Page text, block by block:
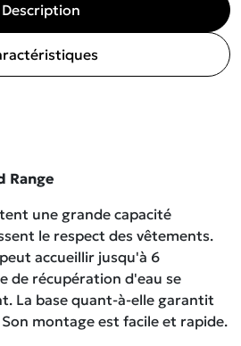
Description
Range
une grande capacité
le respect des vêtements.
accueillir jusqu'à 6
de récupération d'eau se
La base quant-à-elle garantit
montage est facile et rapide.